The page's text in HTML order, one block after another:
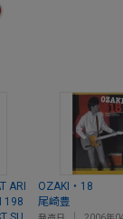
ARI
198
OZAKI・18
尾崎豊